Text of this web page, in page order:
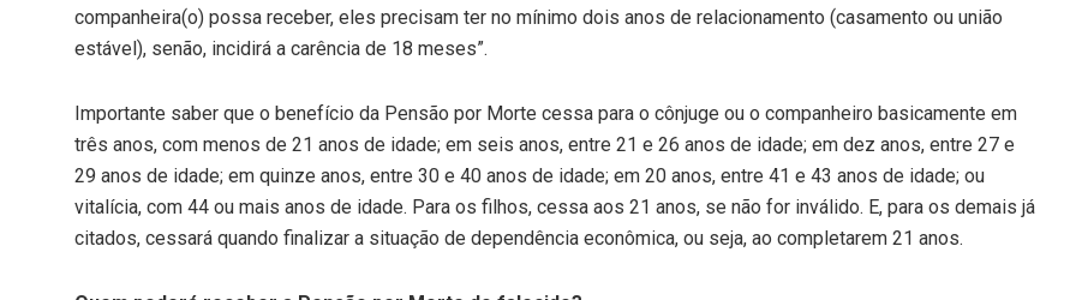
companheira(o) possa receber, eles precisam ter no mínimo dois anos de relacionamento (casamento ou união
estável), senão, incidirá a carência de 18 meses”.
Importante saber que o benefício da Pensão por Morte cessa para o cônjuge ou o companheiro basicamente em
três anos, com menos de 21 anos de idade; em seis anos, entre 21 e 26 anos de idade; em dez anos, entre 27 e
29 anos de idade; em quinze anos, entre 30 e 40 anos de idade; em 20 anos, entre 41 e 43 anos de idade; ou
vitalícia, com 44 ou mais anos de idade. Para os filhos, cessa aos 21 anos, se não for inválido. E, para os demais já
citados, cessará quando finalizar a situação de dependência econômica, ou seja, ao completarem 21 anos.